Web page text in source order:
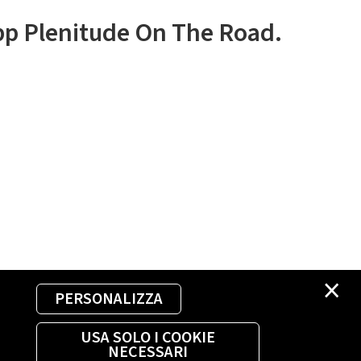
×
PERSONALIZZA
USA SOLO I COOKIE
NECESSARI
Plenitude On The Road.